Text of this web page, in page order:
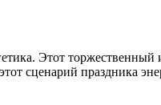
Этот
сценарий праздника